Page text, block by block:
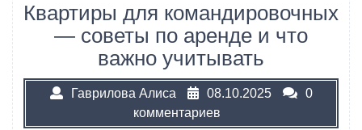
Квартиры для командировочных
— советы по аренде и что
важно учитывать
Гаврилова Алиса 08.10.2025
0
комментариев